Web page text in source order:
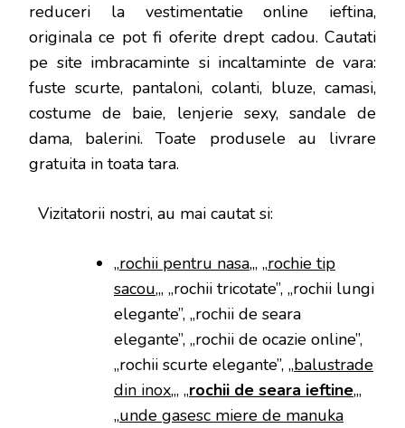
reduceri la vestimentatie online ieftina,
originala ce pot fi oferite drept cadou. Cautati
pe site imbracaminte si incaltaminte de vara:
fuste scurte, pantaloni, colanti, bluze, camasi,
costume de baie, lenjerie sexy, sandale de
dama, balerini. Toate produsele au livrare
gratuita in toata tara.
Vizitatorii nostri, au mai cautat si:
„rochii pentru nasa„, „rochie tip
sacou„, „rochii tricotate”, „rochii lungi
elegante”, „rochii de seara
elegante”, „rochii de ocazie online”,
„rochii scurte elegante”, „balustrade
din inox„, „rochii de seara ieftine„,
„unde gasesc miere de manuka